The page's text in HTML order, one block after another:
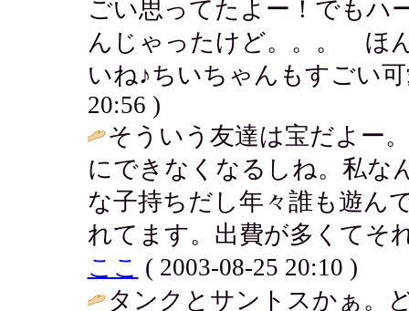
ごい思ってたよー！でもハ
んじゃったけど。。。 ほ
いね♪ちいちゃんもすごい
20:56 )
そういう友達は宝だよー
にできなくなるしね。私な
な子持ちだし年々誰も遊ん
れてます。出費が多くてそ
ここ ( 2003-08-25 20:10 )
タンクとサントスかぁ。